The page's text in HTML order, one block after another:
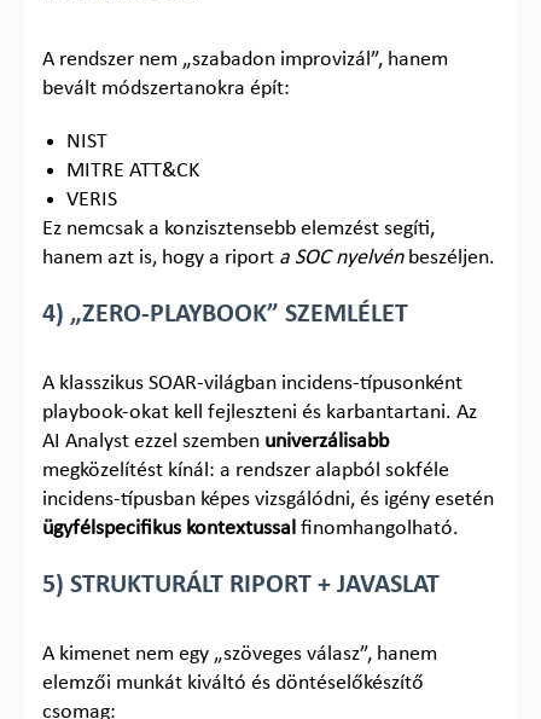
A rendszer nem „szabadon improvizál”, hanem
bevált módszertanokra épít:
NIST
MITRE ATT&CK
VERIS
Ez nemcsak a konzisztensebb elemzést segíti,
hanem azt is, hogy a riport a SOC nyelvénbeszéljen.
4) „ZERO-PLAYBOOK” SZEMLÉLET
A klasszikus SOAR-világban incidens-típusonként
playbook-okat kell fejleszteni és karbantartani. Az
AI Analyst ezzel szemben univerzálisabb
megközelítést kínál: a rendszer alapból sokféle
incidens-típusban képes vizsgálódni, és igény esetén
ügyfélspecifikus kontextussal finomhangolható.
5) STRUKTURÁLT RIPORT + JAVASLAT
A kimenet nem egy „szöveges válasz”, hanem
elemzői munkát kiváltó és döntéselőkészítő
csomag: